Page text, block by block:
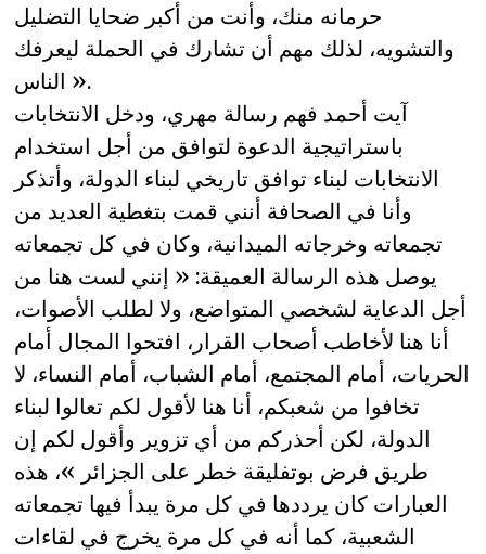
حرمانه منك، وأنت من أكبر ضحايا التضليل
والتشويه، لذلك مهم أن تشارك في الحملة ليعرفك
الناس ».
آيت أحمد فهم رسالة مهري، ودخل الانتخابات
باستراتيجية الدعوة لتوافق من أجل استخدام
الانتخابات لبناء توافق تاريخي لبناء الدولة، وأتذكر
وأنا في الصحافة أنني قمت بتغطية العديد من
تجمعاته وخرجاته الميدانية، وكان في كل تجمعاته
يوصل هذه الرسالة العميقة: « إنني لست هنا من
أجل الدعاية لشخصي المتواضع، ولا لطلب الأصوات،
أنا هنا لأخاطب أصحاب القرار، افتحوا المجال أمام
الحريات، أمام المجتمع، أمام الشباب، أمام النساء، لا
تخافوا من شعبكم، أنا هنا لأقول لكم تعالوا لبناء
الدولة، لكن أحذركم من أي تزوير وأقول لكم إن
طريق فرض بوتفليقة خطر على الجزائر »، هذه
العبارات كان يرددها في كل مرة يبدأ فيها تجمعاته
الشعبية، كما أنه في كل مرة يخرج في لقاءات